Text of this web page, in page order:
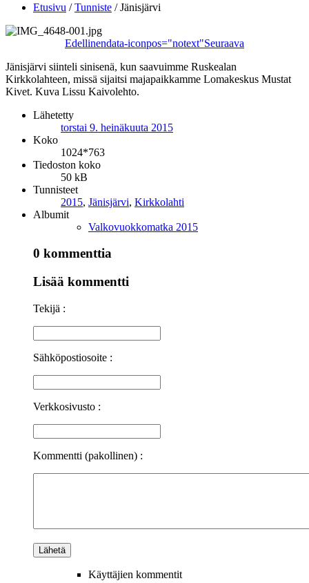
Etusivu /Tunniste /Jänisjärvi
Edellinendata-iconpos="notext"Seuraava
Jänisjärvi siinteli sinisenä, kun saavuimme Ruskealan
Kirkkolahteen, missä sijaitsi majapaikkamme Lomakeskus Mustat
Kivet. Kuva Lissu Kaivolehto.
Lähetetty
torstai 9. heinäkuuta 2015
Koko
1024*763
Tiedoston koko
50 kB
Tunnisteet
2015, Jänisjärvi, Kirkkolahti
Albumit
Valkovuokkomatka 2015
0 kommenttia
Lisää kommentti
Tekijä :
Sähköpostiosoite :
Verkkosivusto :
Kommentti (pakollinen) :
Käyttäjien kommentit